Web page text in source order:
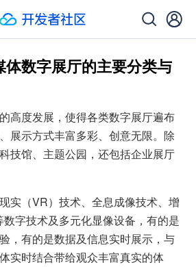
体数字展厅的主要分类与
高度发展，使得各类数字展厅遍布
展示方式丰富多彩、创意无限。除
技馆、主题公园，还包括企业展厅
实（VR）技术、全息成像技术、增
字技术及多元化显像设备，有的是
，有的是数据及信息实时展示，与
实时结合带给观众丰富真实的体